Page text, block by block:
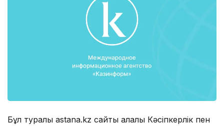
Бұл туралы astana.kz сайты қалалық Кәсіпкерлік пен